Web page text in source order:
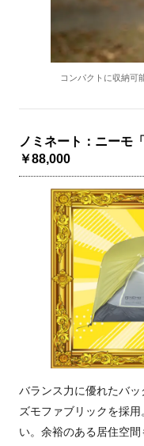
コンパクトに収納可
ノミネート：ニーモ
￥88,000
バランス力に優れたバ
ズモファブリックを採
い。余裕のある居住空間